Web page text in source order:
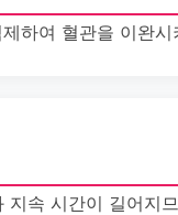
하여 혈관을 이완
지속 시간이 길어지